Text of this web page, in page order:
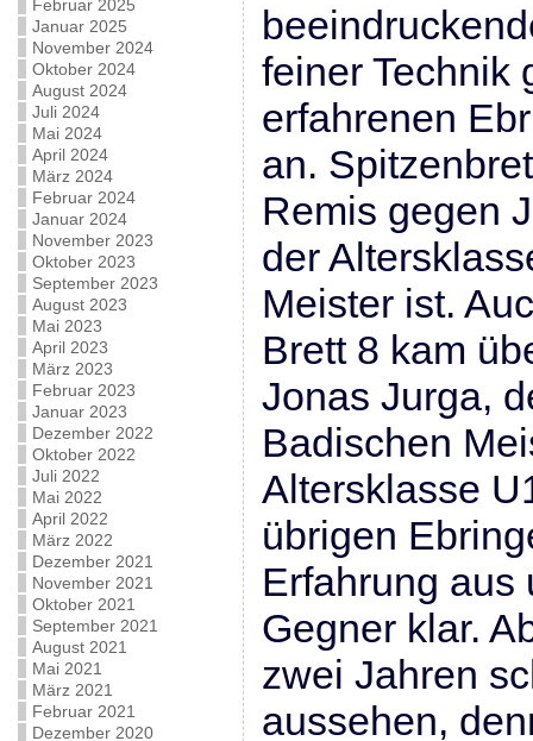
Februar 2025
Januar 2025
November 2024
Oktober 2024
August 2024
Juli 2024
Mai 2024
April 2024
März 2024
Februar 2024
Januar 2024
November 2023
Oktober 2023
September 2023
August 2023
Mai 2023
April 2023
März 2023
Februar 2023
Januar 2023
Dezember 2022
Oktober 2022
Juli 2022
Mai 2022
April 2022
März 2022
Dezember 2021
November 2021
Oktober 2021
September 2021
August 2021
Mai 2021
März 2021
Februar 2021
Dezember 2020
feiner Technik
erfahrenen
an.
Remis gegen
der
Meister ist.
Brett 8 kam
Jonas Jurga,
Badischen
Altersklasse
übrigen
Erfahrung aus
Gegner klar.
zwei Jahren
aussehen,